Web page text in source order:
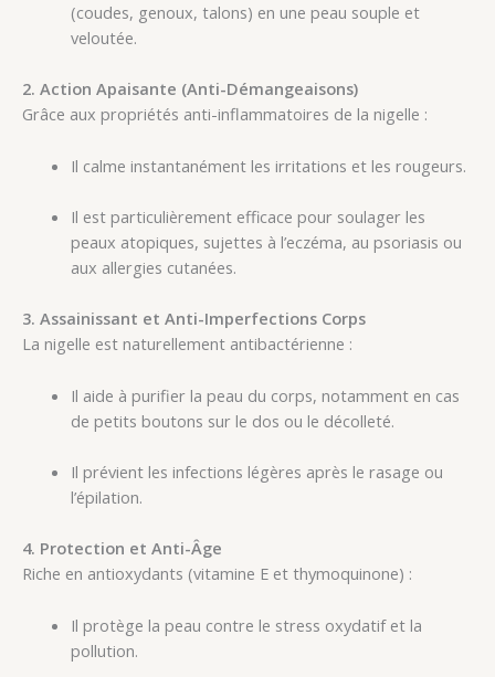
(coudes, genoux, talons) en une peau souple et
veloutée.
2. Action Apaisante (Anti-Démangeaisons)
Grâce aux propriétés anti-inflammatoires de la nigelle :
Il calme instantanément les irritations et les rougeurs.
Il est particulièrement efficace pour soulager les
peaux atopiques, sujettes à l’eczéma, au psoriasis ou
aux allergies cutanées.
3. Assainissant et Anti-Imperfections Corps
La nigelle est naturellement antibactérienne :
Il aide à purifier la peau du corps, notamment en cas
de petits boutons sur le dos ou le décolleté.
Il prévient les infections légères après le rasage ou
l’épilation.
4. Protection et Anti-Âge
Riche en antioxydants (vitamine E et thymoquinone) :
Il protège la peau contre le stress oxydatif et la
pollution.